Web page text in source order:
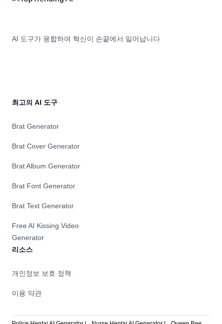
AI 도구가 융합하여 혁신이 손끝에서 일어납니다
최고의 AI 도구
Brat Generator
Brat Cover Generator
Brat Album Generator
Brat Font Generator
Brat Text Generator
Free AI Kissing Video
Generator
리소스
개인정보 보호 정책
이용 약관